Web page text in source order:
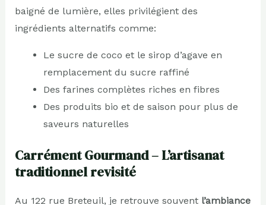
baigné de lumière, elles privilégient des
ingrédients alternatifs comme:
Le sucre de coco et le sirop d’agave en
remplacement du sucre raffiné
Des farines complètes riches en fibres
Des produits bio et de saison pour plus de
saveurs naturelles
Carrément Gourmand – L’artisanat
traditionnel revisité
Au 122 rue Breteuil, je retrouve souvent l’ambiance